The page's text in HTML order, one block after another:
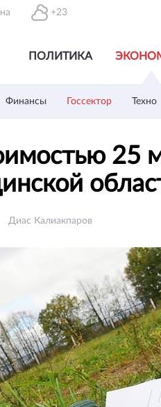
+23
ПОЛИТИКА
Финансы Госсектор Техно
25
Диас Калиакпаров